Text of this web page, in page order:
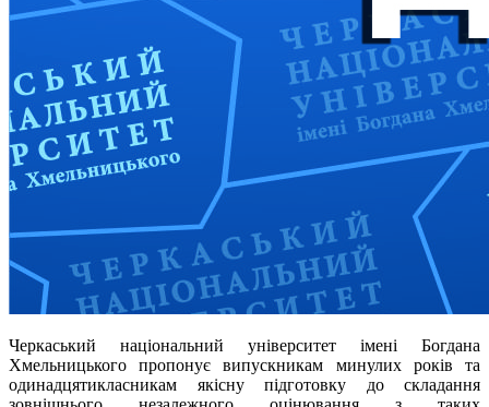
Черкаський національний університет імені Богдана
Хмельницького пропонує випускникам минулих років та
одинадцятикласникам якісну підготовку до складання